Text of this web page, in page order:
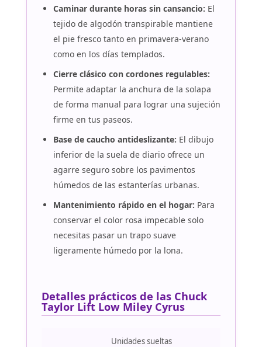
Caminar durante horas sin cansancio: El
tejido de algodón transpirable mantiene
el pie fresco tanto en primavera-verano
como en los días templados.
Cierre clásico con cordones regulables:
Permite adaptar la anchura de la solapa
de forma manual para lograr una sujeción
firme en tus paseos.
Base de caucho antideslizante: El dibujo
inferior de la suela de diario ofrece un
agarre seguro sobre los pavimentos
húmedos de las estanterías urbanas.
Mantenimiento rápido en el hogar: Para
conservar el color rosa impecable solo
necesitas pasar un trapo suave
ligeramente húmedo por la lona.
Detalles prácticos de las Chuck
Taylor Lift Low Miley Cyrus
Unidades sueltas